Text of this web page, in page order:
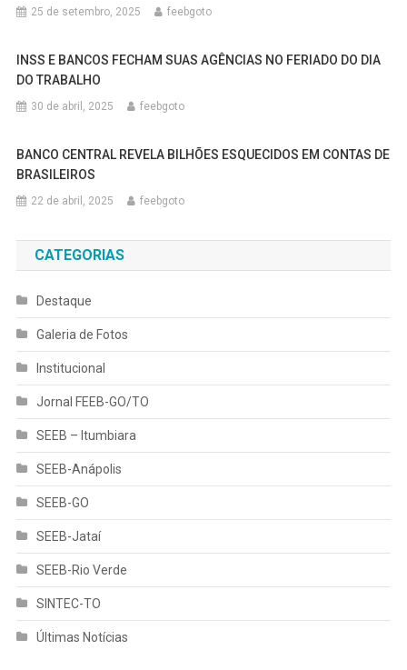
25 de setembro, 2025 feebgoto
INSS E BANCOS FECHAM SUAS AGÊNCIAS NO FERIADO DO DIA
DO TRABALHO
30 de abril, 2025 feebgoto
BANCO CENTRAL REVELA BILHÕES ESQUECIDOS EM CONTAS DE
BRASILEIROS
22 de abril, 2025 feebgoto
CATEGORIAS
Destaque
Galeria de Fotos
Institucional
Jornal FEEB-GO/TO
SEEB – Itumbiara
SEEB-Anápolis
SEEB-GO
SEEB-Jataí
SEEB-Rio Verde
SINTEC-TO
Últimas Notícias